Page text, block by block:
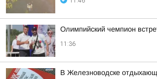
Олимпийский чемпион
11:36
В Железноводске